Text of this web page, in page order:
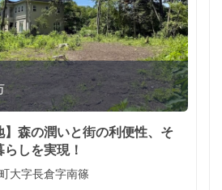
】森の潤いと街の利便性、そ
しを実現！
大字長倉字南篠